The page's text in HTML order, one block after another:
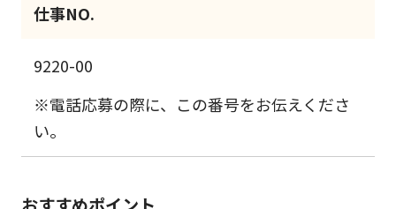
仕事NO.
9220-00
※電話応募の際に、この番号をお伝えくださ
い。